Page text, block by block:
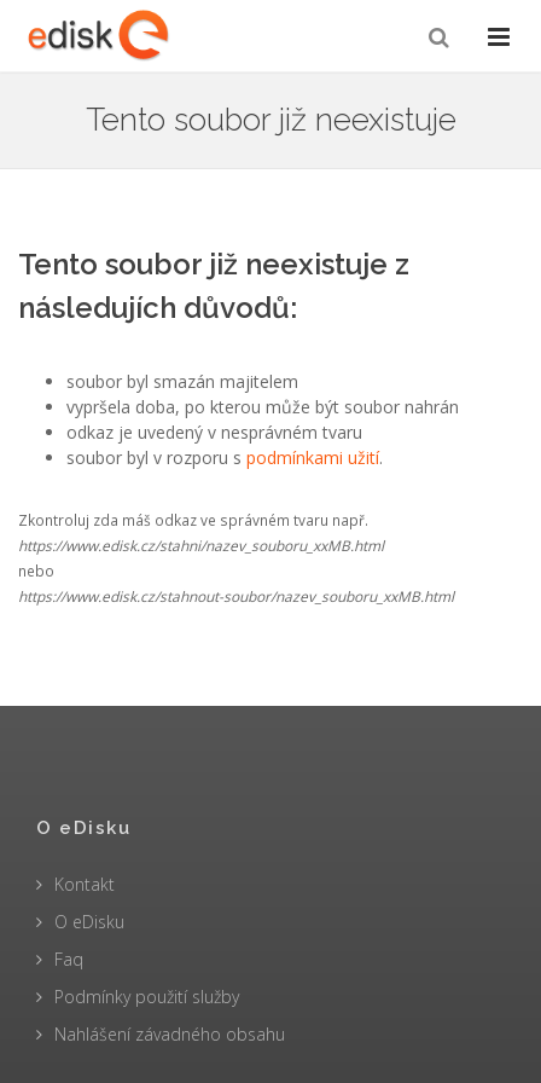
Tento soubor již neexistuje
Tento soubor již neexistuje z
následujích důvodů:
soubor byl smazán majitelem
vypršela doba, po kterou může být soubor nahrán
odkaz je uvedený v nesprávném tvaru
soubor byl v rozporu s podmínkami užití.
Zkontroluj zda máš odkaz ve správném tvaru např.
https://www.edisk.cz/stahni/nazev_souboru_xxMB.html
nebo
https://www.edisk.cz/stahnout-soubor/nazev_souboru_xxMB.html
O eDisku
Kontakt
O eDisku
Faq
Podmínky použití služby
Nahlášení závadného obsahu